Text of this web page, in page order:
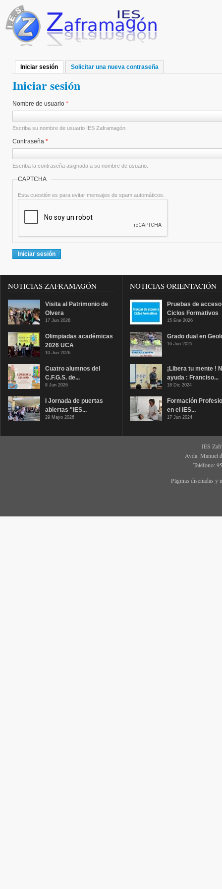
Pasar al contenido principal
Solapas principales
Iniciar sesión (solapa activa)
Solicitar una nueva contraseña
Iniciar sesión
Nombre de usuario *
Escriba su nombre de usuario IES Zaframagón.
Contraseña *
Escriba la contraseña asignada a su nombre de usuario.
CAPTCHA
Esta cuestión es para evitar mensajes de spam automáticos.
NOTICIAS ZAFRAMAGÓN
Visita al Patrimonio de
Olvera
17 Jun 2026
Olimpiadas académicas
2026 UCA
10 Jun 2026
Cuatro alumnos del
C.F.G.S. de...
8 Jun 2026
I Jornada de puertas
abiertas "IES...
29 Mayo 2026
NOTICIAS ORIENTACIÓN
Pruebas de
Ciclos Formativos
15 Ene 2026
Grado dual en
16 Jun 2025
¡Libera tu mente !
ayuda : Franciso...
18 Dic 2024
Formación
en el IES...
17 Jun 2024
IES
Avda. Manuel
Teléfono:
Páginas diseñadas y